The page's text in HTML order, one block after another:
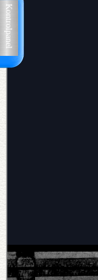
Kontrolpanel